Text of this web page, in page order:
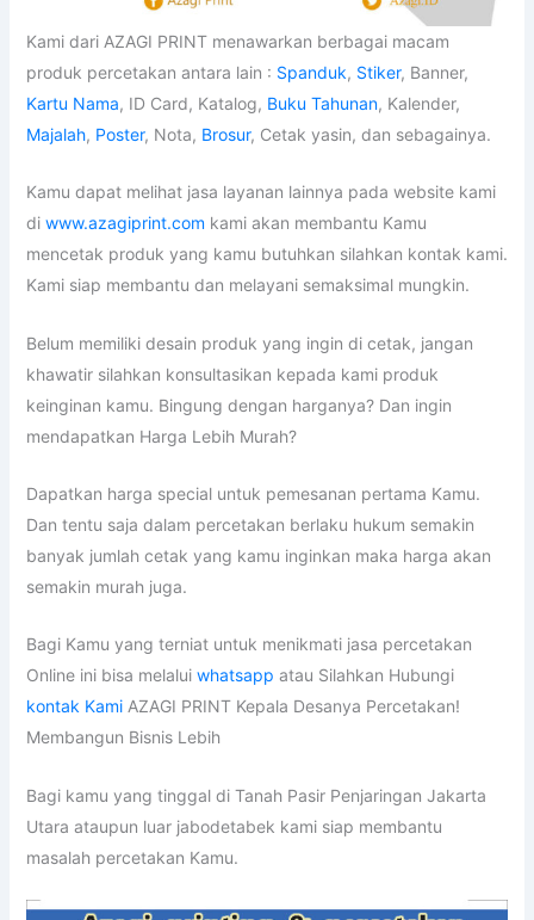
Kami dari AZAGI PRINT menawarkan berbagai macam
produk percetakan antara lain : Spanduk, Stiker, Banner,
Kartu Nama, ID Card, Katalog, Buku Tahunan, Kalender,
Majalah, Poster, Nota, Brosur, Cetak yasin, dan sebagainya.
Kamu dapat melihat jasa layanan lainnya pada website kami
di www.azagiprint.com kami akan membantu Kamu
mencetak produk yang kamu butuhkan silahkan kontak kami.
Kami siap membantu dan melayani semaksimal mungkin.
Belum memiliki desain produk yang ingin di cetak, jangan
khawatir silahkan konsultasikan kepada kami produk
keinginan kamu. Bingung dengan harganya? Dan ingin
mendapatkan Harga Lebih Murah?
Dapatkan harga special untuk pemesanan pertama Kamu.
Dan tentu saja dalam percetakan berlaku hukum semakin
banyak jumlah cetak yang kamu inginkan maka harga akan
semakin murah juga.
Bagi Kamu yang terniat untuk menikmati jasa percetakan
Online ini bisa melalui whatsapp atau Silahkan Hubungi
kontak KamiAZAGI PRINT Kepala Desanya Percetakan!
Membangun Bisnis Lebih
Bagi kamu yang tinggal di Tanah Pasir Penjaringan Jakarta
Utara ataupun luar jabodetabek kami siap membantu
masalah percetakan Kamu.